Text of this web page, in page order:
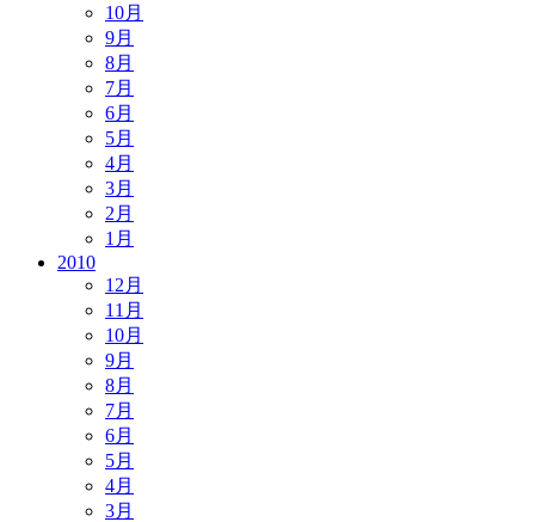
10月
9月
8月
7月
6月
5月
4月
3月
2月
1月
2010
12月
11月
10月
9月
8月
7月
6月
5月
4月
3月